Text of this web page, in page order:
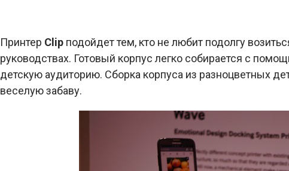
Принтер Clipподойдет тем, кто не любит подолгу
руководствах. Готовый корпус легко собирается с
детскую аудиторию. Сборка корпуса из разноцветных
веселую забаву.